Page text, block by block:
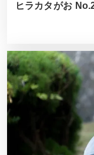
ヒラカタがお